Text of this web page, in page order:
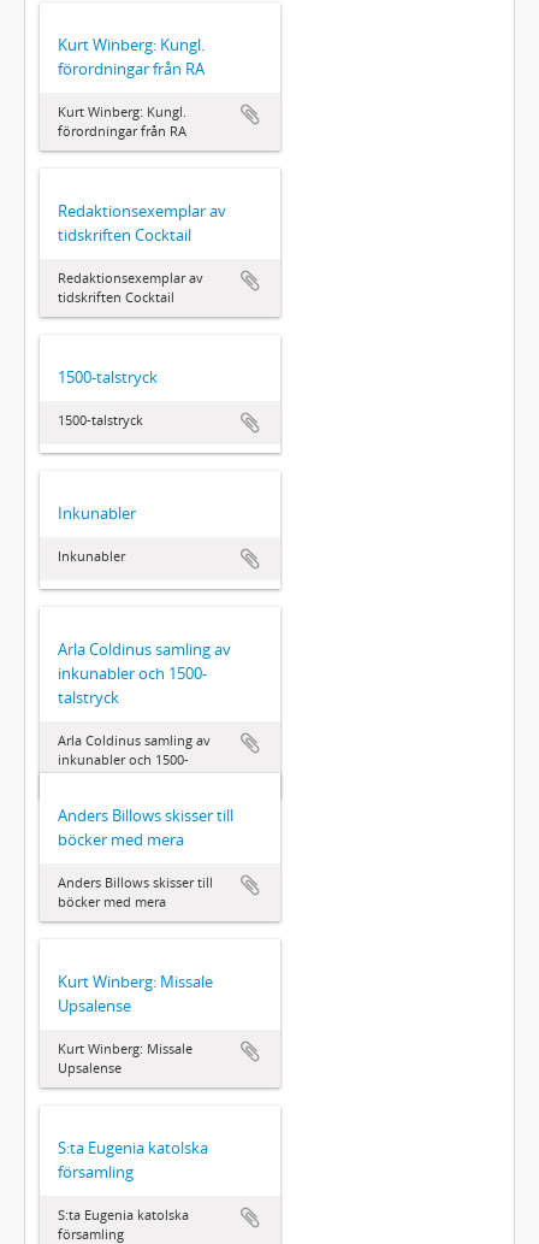
Kurt Winberg: Kungl.
förordningar från RA
Kurt Winberg: Kungl.
förordningar från RA
Redaktionsexemplar av
tidskriften Cocktail
Redaktionsexemplar av
tidskriften Cocktail
1500-talstryck
1500-talstryck
Inkunabler
Inkunabler
Arla Coldinus samling av
inkunabler och 1500-
talstryck
Arla Coldinus samling av
inkunabler och 1500-
talstryck
Anders Billows skisser till
böcker med mera
Anders Billows skisser till
böcker med mera
Kurt Winberg: Missale
Upsalense
Kurt Winberg: Missale
Upsalense
S:ta Eugenia katolska
församling
S:ta Eugenia katolska
församling